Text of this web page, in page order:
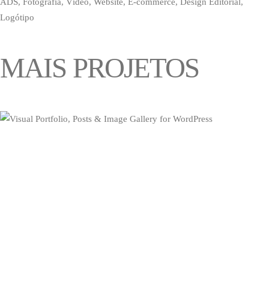
Logótipo
MAIS PROJETOS